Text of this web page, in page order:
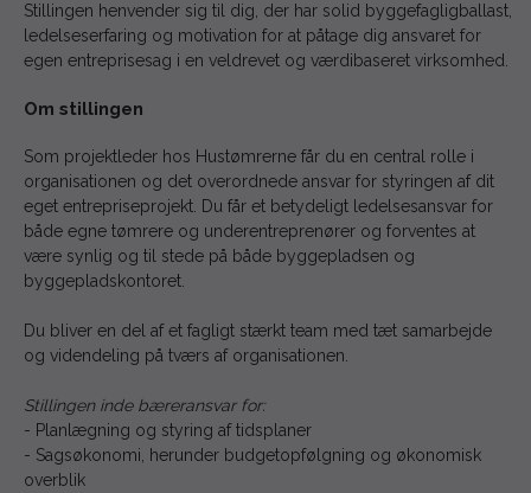
Stillingen henvender sig til dig, der har solid byggefagligballast,
ledelseserfaring og motivation for at påtage dig ansvaret for
egen entreprisesag i en veldrevet og værdibaseret virksomhed.
Om stillingen
Som projektleder hos Hustømrerne får du en central rolle i
organisationen og det overordnede ansvar for styringen af dit
eget entrepriseprojekt. Du får et betydeligt ledelsesansvar for
både egne tømrere og underentreprenører og forventes at
være synlig og til stede på både byggepladsen og
byggepladskontoret.
Du bliver en del af et fagligt stærkt team med tæt samarbejde
og videndeling på tværs af organisationen.
Stillingen inde bæreransvar for:
- Planlægning og styring af tidsplaner
- Sagsøkonomi, herunder budgetopfølgning og økonomisk
overblik